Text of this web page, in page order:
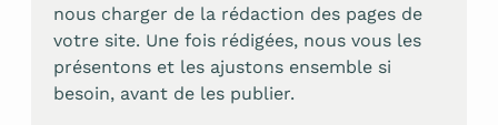
nous charger de la rédaction des pages de
votre site. Une fois rédigées, nous vous les
présentons et les ajustons ensemble si
besoin, avant de les publier.